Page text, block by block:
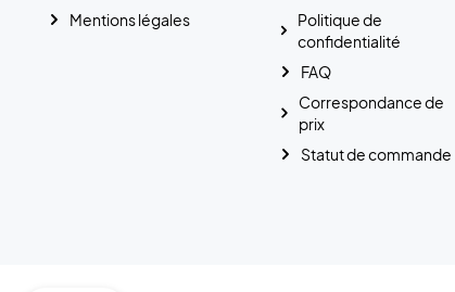
Politique de
confidentialité
FAQ
Correspondance de
prix
Statut de commande
Mentions légales